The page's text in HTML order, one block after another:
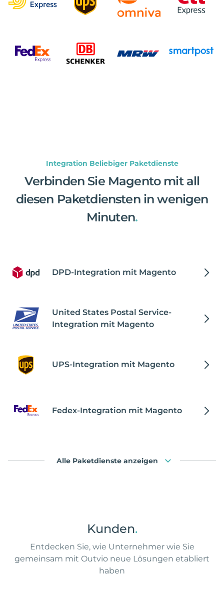
Integration Beliebiger Paketdienste
Verbinden Sie Magento mit all
diesen Paketdiensten in wenigen
Minuten.
DPD-Integration mit Magento
United States Postal Service-
Integration mit Magento
UPS-Integration mit Magento
Fedex-Integration mit Magento
Alle Paketdienste anzeigen
Kunden.
Entdecken Sie, wie Unternehmer wie Sie
gemeinsam mit Outvio neue Lösungen etabliert
haben